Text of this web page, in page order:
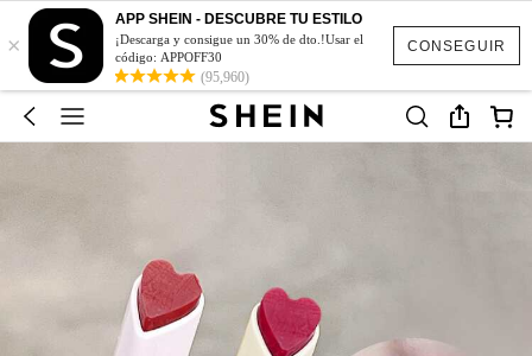
CONSEGUIR
×
APP SHEIN - DESCUBRE TU ESTILO
¡Descarga y consigue un 30% de dto.!Usar el
código: APPOFF30
(95,960)